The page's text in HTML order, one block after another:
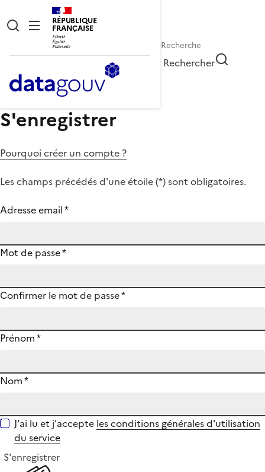
RÉPUBLIQUE
FRANÇAISE
Rechercher
S'enregistrer
Pourquoi créer un compte ?
Les champs précédés d'une étoile (*) sont obligatoires.
Adresse email*
Mot de passe*
Confirmer le mot de passe*
Prénom*
Nom*
J'ai lu et j'accepte les conditions générales d'utilisation
du service
S'enregistrer